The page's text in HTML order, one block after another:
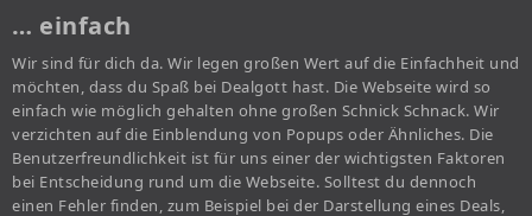
… einfach
Wir sind für dich da. Wir legen großen Wert auf die Einfachheit und
möchten, dass du Spaß bei Dealgott hast. Die Webseite wird so
einfach wie möglich gehalten ohne großen Schnick Schnack. Wir
verzichten auf die Einblendung von Popups oder Ähnliches. Die
Benutzerfreundlichkeit ist für uns einer der wichtigsten Faktoren
bei Entscheidung rund um die Webseite. Solltest du dennoch
einen Fehler finden, zum Beispiel bei der Darstellung eines Deals,